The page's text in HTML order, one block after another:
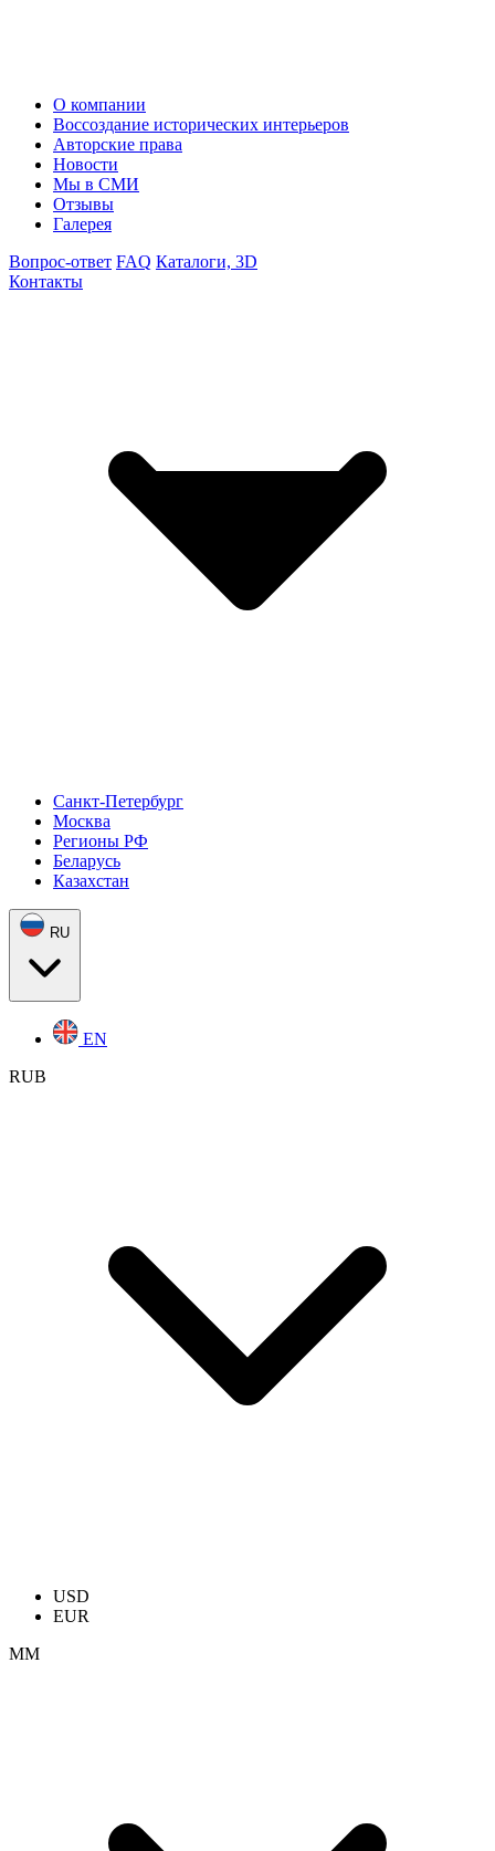
О компании
Воссоздание исторических интерьеров
Авторские права
Новости
Мы в СМИ
Отзывы
Галерея
Вопрос-ответ FAQ Каталоги, 3D
Контакты
Санкт-Петербург
Москва
Регионы РФ
Беларусь
Казахстан
RU
EN
RUB
USD
EUR
ММ